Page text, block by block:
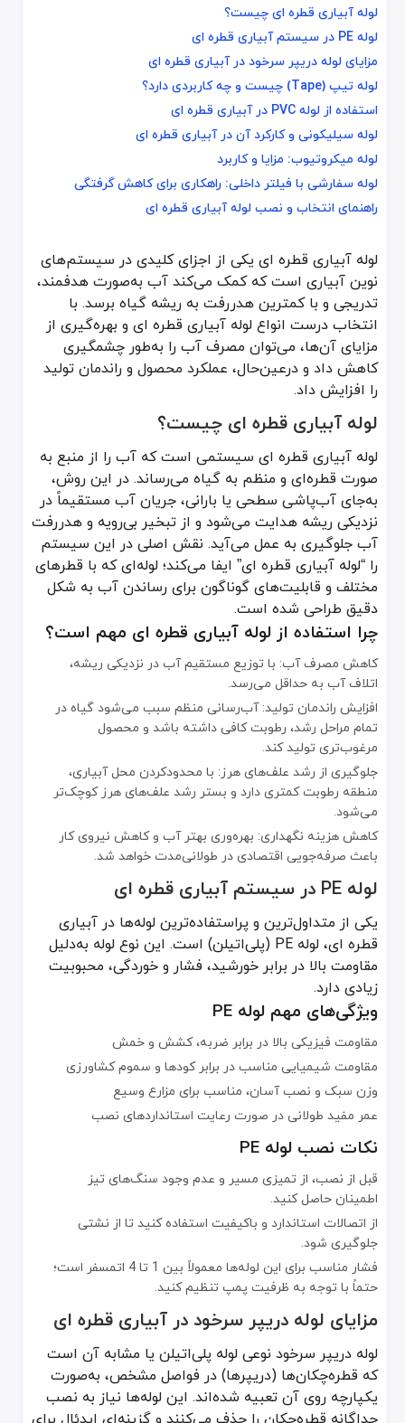
لوله آبیاری قطره ای چیست؟
لوله PE در سیستم آبیاری قطره ای
مزایای لوله دریپر سرخود در آبیاری قطره ای
لوله تیپ (Tape) چیست و چه کاربردی دارد؟
استفاده از لوله PVC در آبیاری قطره ای
لوله سیلیکونی و کارکرد آن در آبیاری قطره ای
لوله میکروتیوب: مزایا و کاربرد
لوله سفارشی با فیلتر داخلی: راهکاری برای کاهش گرفتگی
راهنمای انتخاب و نصب لوله آبیاری قطره ای
لوله آبیاری قطره ای یکی از اجزای کلیدی در سیستم‌های نوین
لوله آبیاری قطره ای چیست؟
لوله آبیاری قطره ای سیستمی است که آب را از منبع به صورت
چرا استفاده از لوله آبیاری قطره ای مهم است؟
کاهش مصرف آب: با توزیع مستقیم آب در نزدیکی ریشه، اتلاف آب
جلوگیری از رشد علف‌های هرز: با محدودکردن محل آبیاری، منطقه
کاهش هزینه نگهداری: بهره‌وری بهتر آب و کاهش نیروی کار باعث
لوله PE در سیستم آبیاری قطره ای
یکی از متداول‌ترین و پراستفاده‌ترین لوله‌ها در آبیاری قطره ای، لوله PE (پلی‌اتیلن) است. این نوع لوله به‌دلیل مقاومت بالا در برابر خورشید، فشار و خوردگی، محبوبیت زیادی دارد.
ویژگی‌های مهم لوله PE
مقاومت فیزیکی بالا در برابر ضربه، کشش و خمش
مقاومت شیمیایی مناسب در برابر کودها و سموم کشاورزی
وزن سبک و نصب آسان، مناسب برای مزارع وسیع
عمر مفید طولانی در صورت رعایت استانداردهای نصب
نکات نصب لوله PE
قبل از نصب، از تمیزی مسیر و عدم وجود سنگ‌های تیز اطمینان حاصل
از اتصالات استاندارد و باکیفیت استفاده کنید تا از نشتی جلوگیری
فشار مناسب برای این لوله‌ها معمولاً بین 1 تا 4 اتمسفر است؛ حتماً با توجه به ظرفیت پمپ تنظیم کنید.
مزایای لوله دریپر سرخود در آبیاری قطره ای
لوله دریپر سرخود نوعی لوله پلی‌اتیلن یا مشابه آن است که
دلایل انتخاب لوله دریپر سرخود
نصب سریع‌تر و آسان‌تر: همه چیز در کارخانه روی لوله تعبیه شده
توزیع یکنواخت آب: فواصل قطره‌چکان‌ها استاندارد است و هر نقطه
جلوگیری از گرفتگی: در برخی مدل‌ها، سیستم ضد رسوب یا
لوله تیپ (Tape) چیست و چه کاربردی دارد؟
لوله تیپ (Tape) لوله‌ای نوارمانند با ضخامتی نسبتاً کم است که در آبیاری قطره ای کاربرد وسیعی دارد. این لوله‌ها اغلب از جنس پلی‌اتیلن سبک یا موادی مشابه تولید می‌شوند و به صورت یک نوار منعطف روی سطح خاک، زیر پلاستیک مالچ یا حتی کمی زیر خاک نصب می‌شوند.
مزایای استفاده از لوله تیپ
انعطاف‌پذیری بالا: می‌توان آن را به‌راحتی در مسیرهای دارای پیچ‌وخم
آبیاری یکنواخت: منفذهای ریز (روزنه‌ها) در فاصله‌های متوالی آب
کاربردهای رایج لوله تیپ
باغ‌های ردیفی مثل صیفی‌جات (گوجه، خیار، کدو و ...)
کشت گلخانه‌ای برای گیاهان با تراکم بالا
مزارع وسیع با زمین هموار یا شیب ملایم
استفاده از لوله PVC در آبیاری قطره ای
لوله PVC نیز به‌دلیل سبکی، مقاومت در برابر خوردگی و سادگی نصب در برخی سیستم‌های آبیاری قطره ای به کار می‌رود. هرچند که لوله آبیاری قطره ای عمدتاً از پلی‌اتیلن تولید می‌شود، اما در بخش‌هایی که فشار آب بالا است یا نیاز به استحکام بیشتری در برابر ضربه وجود دارد، از لوله PVC استفاده می‌کنند.
مزایای لوله PVC
قیمت مناسب در مقایسه با فلزات یا برخی دیگر از پلیمرها
مقاومت شیمیایی در برابر بیشتر کودها و مواد مغذی
نصب آسان با اتصالات استاندارد چسبی یا اورینگ‌دار
لوله سیلیکونی و کارکرد آن در آبیاری قطره ای
لوله آبیاری قطره ای چیست؟
لوله PE در سیستم آبیاری قطره ای
مزایای لوله دریپر سرخود در آبیاری قطره ای
لوله تیپ (Tape) چیست و چه کاربردی دارد؟
استفاده از لوله PVC در آبیاری قطره ای
لوله سیلیکونی و کارکرد آن در آبیاری قطره ای
لوله میکروتیوب: مزایا و کاربرد
لوله سفارشی با فیلتر داخلی: راهکاری برای کاهش گرفتگی
راهنمای انتخاب و نصب لوله آبیاری قطره ای
لوله آبیاری قطره ای یکی از اجزای کلیدی در سیستم‌های
نوین آبیاری است که کمک می‌کند آب به‌صورت هدفمند،
تدریجی و با کمترین هدررفت به ریشه گیاه برسد. با
انتخاب درست انواع لوله آبیاری قطره ای و بهره‌گیری از
مزایای آن‌ها، می‌توان مصرف آب را به‌طور چشمگیری
کاهش داد و درعین‌حال، عملکرد محصول و راندمان تولید
را افزایش داد.
لوله آبیاری قطره ای چیست؟
لوله آبیاری قطره ای سیستمی است که آب را از منبع به
صورت قطره‌ای و منظم به گیاه می‌رساند. در این روش،
به‌جای آب‌پاشی سطحی یا بارانی، جریان آب مستقیماً در
نزدیکی ریشه هدایت می‌شود و از تبخیر بی‌رویه و هدررفت
آب جلوگیری به عمل می‌آید. نقش اصلی در این سیستم
را “لوله آبیاری قطره ای” ایفا می‌کند؛ لوله‌ای که با قطرهای
مختلف و قابلیت‌های گوناگون برای رساندن آب به شکل
دقیق طراحی شده است.
چرا استفاده از لوله آبیاری قطره ای مهم است؟
کاهش مصرف آب: با توزیع مستقیم آب در نزدیکی ریشه،
اتلاف آب به حداقل می‌رسد.
افزایش راندمان تولید: آب‌رسانی منظم سبب می‌شود گیاه در
تمام مراحل رشد، رطوبت کافی داشته باشد و محصول
مرغوب‌تری تولید کند.
جلوگیری از رشد علف‌های هرز: با محدودکردن محل آبیاری،
منطقه رطوبت کمتری دارد و بستر رشد علف‌های هرز کوچک‌تر
می‌شود.
کاهش هزینه نگهداری: بهره‌وری بهتر آب و کاهش نیروی کار
باعث صرفه‌جویی اقتصادی در طولانی‌مدت خواهد شد.
لوله PE در سیستم آبیاری قطره ای
یکی از متداول‌ترین و پراستفاده‌ترین لوله‌ها در آبیاری
قطره ای، لوله PE (پلی‌اتیلن) است. این نوع لوله به‌دلیل
مقاومت بالا در برابر خورشید، فشار و خوردگی، محبوبیت
زیادی دارد.
ویژگی‌های مهم لوله PE
مقاومت فیزیکی بالا در برابر ضربه، کشش و خمش
مقاومت شیمیایی مناسب در برابر کودها و سموم کشاورزی
وزن سبک و نصب آسان، مناسب برای مزارع وسیع
عمر مفید طولانی در صورت رعایت استانداردهای نصب
نکات نصب لوله PE
قبل از نصب، از تمیزی مسیر و عدم وجود سنگ‌های تیز
اطمینان حاصل کنید.
از اتصالات استاندارد و باکیفیت استفاده کنید تا از نشتی
جلوگیری شود.
فشار مناسب برای این لوله‌ها معمولاً بین 1 تا 4 اتمسفر است؛
حتماً با توجه به ظرفیت پمپ تنظیم کنید.
مزایای لوله دریپر سرخود در آبیاری قطره ای
لوله دریپر سرخود نوعی لوله پلی‌اتیلن یا مشابه آن است
که قطره‌چکان‌ها (دریپرها) در فواصل مشخص، به‌صورت
یکپارچه روی آن تعبیه شده‌اند. این لوله‌ها نیاز به نصب